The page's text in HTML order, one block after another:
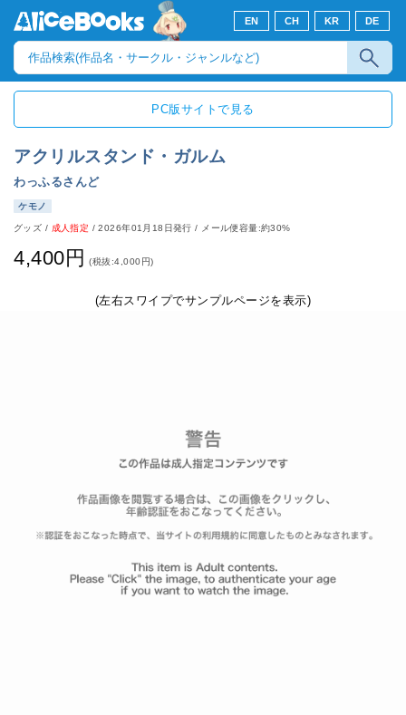
EN CH KR DE
PC版サイトで見る
アクリルスタンド・ガルム
わっふるさんど
ケモノ
グッズ / 成人指定 /2026年01月18日発行 / メール便容量:約30%
4,400円 (税抜:4,000円)
(左右スワイプでサンプルページを表示)